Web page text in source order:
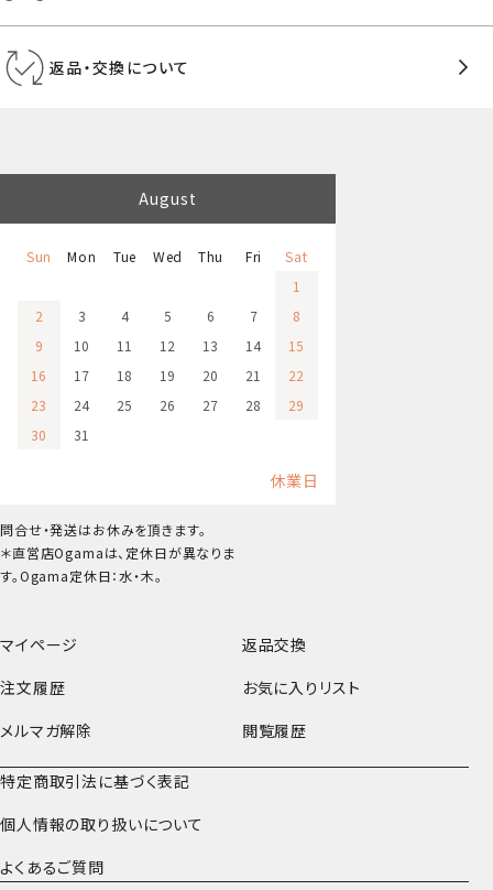
返品・交換について
マイページ
返品交換
注文履歴
お気に入りリスト
メルマガ解除
閲覧履歴
特定商取引法に基づく表記
個人情報の取り扱いについて
よくあるご質問
August
Sun Mon Tue Wed Thu Fri
Sat
1
2
3 4 5 6 7
8
9
10 11 12 13 14
15
16
17 18 19 20 21
22
23
24 25 26 27 28
29
30
31
休業日
問合せ・発送はお休みを頂きます。
＊直営店Ogamaは、定休日が異なりま
す。Ogama定休日：水・木。